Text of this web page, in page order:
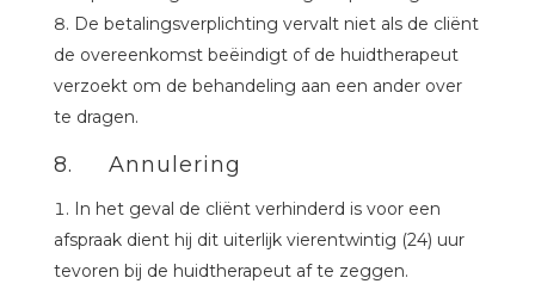
De betalingsverplichting vervalt niet als de cliënt
de overeenkomst beëindigt of de huidtherapeut
verzoekt om de behandeling aan een ander over
te dragen.
8. Annulering
In het geval de cliënt verhinderd is voor een
afspraak dient hij dit uiterlijk vierentwintig (24) uur
tevoren bij de huidtherapeut af te zeggen.